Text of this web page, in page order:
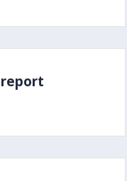
report